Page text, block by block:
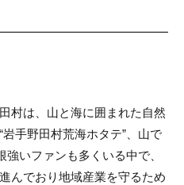
村は、山と海に囲まれた自然
手野田村荒海ホタテ”、山で
強いファンも多くいる中で、
んでおり地域産業を守るため